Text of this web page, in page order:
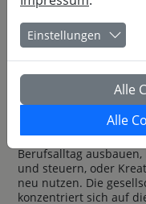
In der kulturellen
Kursangebot mit
Gesang, der
darstellenden Künste.
beruflichen
Bildungsurlaub
vorzubeugen,
Berufsalltag
und steuern, oder
neu nutzen. Die
konzentriert sich auf
Einstellungen
Alle
Alle